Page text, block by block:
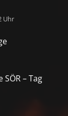
Uhr
– Tag